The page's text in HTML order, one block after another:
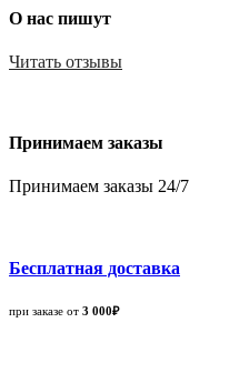
О нас пишут
Читать отзывы
Принимаем заказы
Принимаем заказы 24/7
Бесплатная доставка
при заказе от 3 000₽